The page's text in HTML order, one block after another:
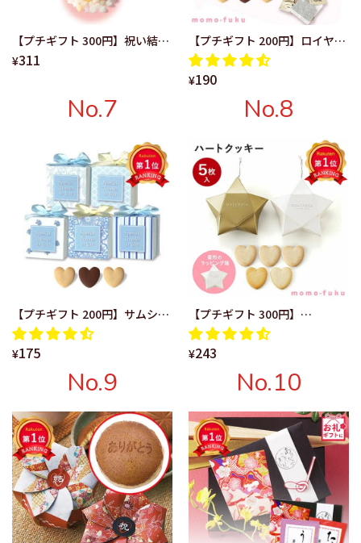
【プチギフト 300円】祝い結び
単品 結婚式 二次会 産休 退職 お
味しい お礼の品 ありがとう 金
平糖 ギフト ちょっとしたお礼
¥311
【プチギフト 200円】ロイヤル
アフタヌーンティー＆クッキー
かわいい ハート 5種類 ク
ッキー 紅茶 ありがとう 感
謝 退職 結婚式 お礼
¥190
No.7
【プチギフト 200円】サムシン
グブルー単品 ギフト お礼 プレ
ゼント 嬉しい お菓子 結婚式 贈
り物 500円 雑貨 ちょっとした
大人 かわいい 結婚祝い 二次会
¥175
No.8
【プチギフト 300円】
DOLCESTA（ハートクッキー）
単品 結婚式 クリスマス お菓子
子供 クリスマスプレゼント お
しゃれ ありがとう クリスマス
会 プレゼント 嬉しかった
¥243
No.9 No.10